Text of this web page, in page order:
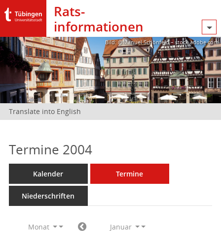
Rats­
informationen
Bild: @Manuel Schönfeld – stock.adobe.com
Translate into English
Termine 2004
Kalender Termine
Niederschriften
Monat
Januar